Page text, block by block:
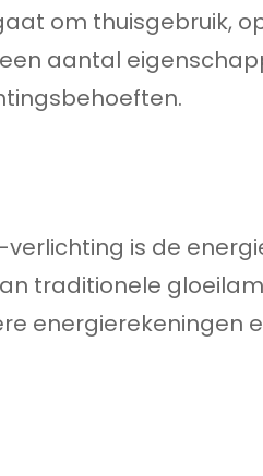
om thuisgebruik,
aantal
is de
traditionele
energierekeningen